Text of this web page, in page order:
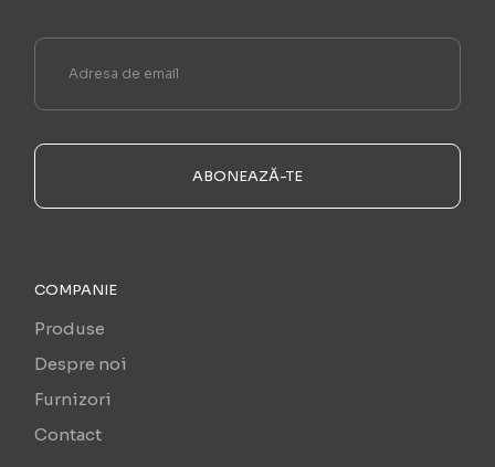
ABONEAZĂ-TE
COMPANIE
Produse
Despre noi
Furnizori
Contact